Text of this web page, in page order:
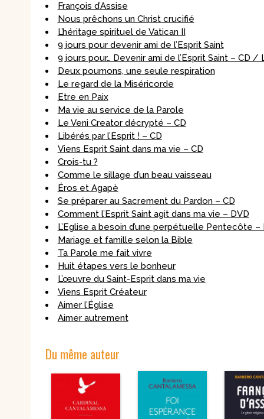
François d’Assise
Nous prêchons un Christ crucifié
L’héritage spirituel de Vatican II
9 jours pour devenir ami de l’Esprit Saint
9 jours pour… Devenir ami de l’Esprit Saint – CD /
Deux poumons, une seule respiration
Le regard de la Miséricorde
Etre en Paix
Ma vie au service de la Parole
Le Veni Creator décrypté – CD
Libérés par l’Esprit ! – CD
Viens Esprit Saint dans ma vie – CD
Crois-tu ?
Comme le sillage d’un beau vaisseau
Éros et Agapè
Se préparer au Sacrement du Pardon – CD
Comment l’Esprit Saint agit dans ma vie – DVD
L’Eglise a besoin d’une perpétuelle Pentecôte –
Mariage et famille selon la Bible
Ta Parole me fait vivre
Huit étapes vers le bonheur
L’œuvre du Saint-Esprit dans ma vie
Viens Esprit Créateur
Aimer l’Église
Aimer autrement
Du même auteur